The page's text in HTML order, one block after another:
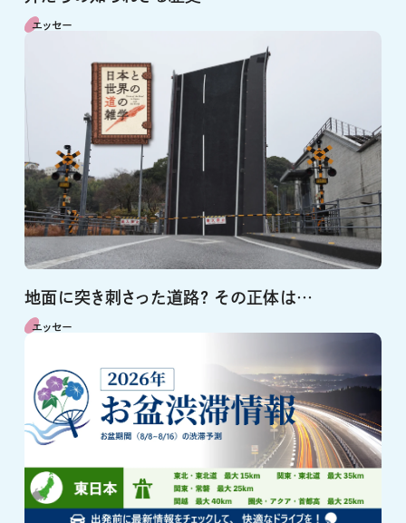
エッセー
地面に突き刺さった道路? その正体は…
エッセー